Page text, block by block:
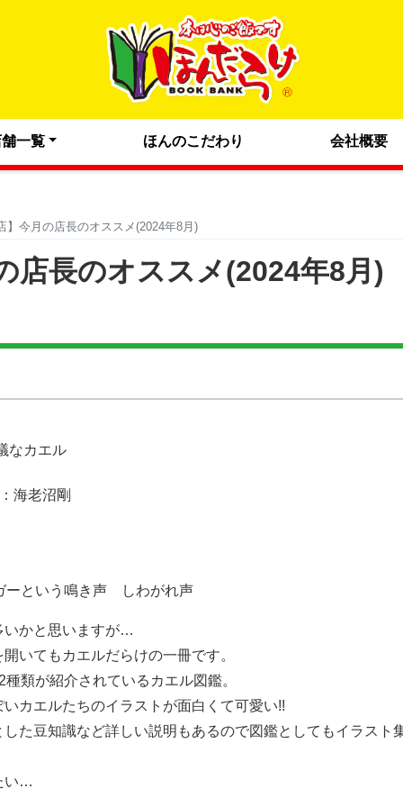
一覧 ほんのこだわり 会社概要
】今月の店長のオススメ(2024年8月)
店長のオススメ(2024年8月)
なカエル
海老沼剛
ーという鳴き声 しわがれ声
いかと思いますが…
いてもカエルだらけの一冊です。
類が紹介されているカエル図鑑。
カエルたちのイラストが面白くて可愛い!!
た豆知識など詳しい説明もあるので図鑑としてもイラスト
い…